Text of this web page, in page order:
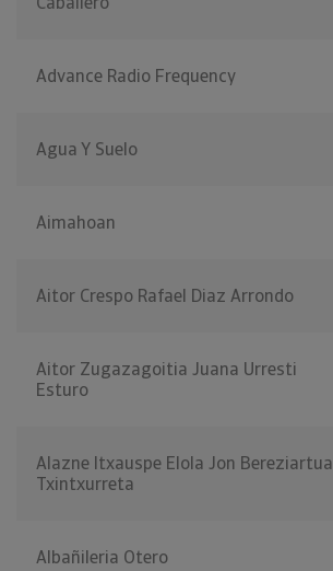
Advance Radio Frequency
Agua Y Suelo
Aimahoan
Aitor Crespo Rafael Diaz Arrondo
Aitor Zugazagoitia Juana Urresti
Esturo
Alazne Itxauspe Elola Jon Bereziartua
Txintxurreta
Albañileria Otero